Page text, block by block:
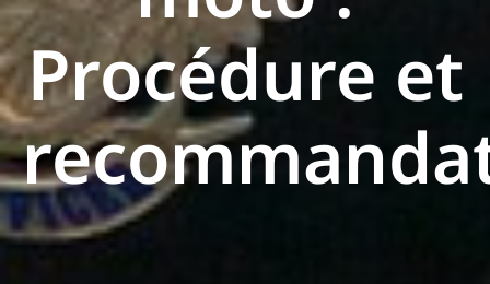
Procédure et